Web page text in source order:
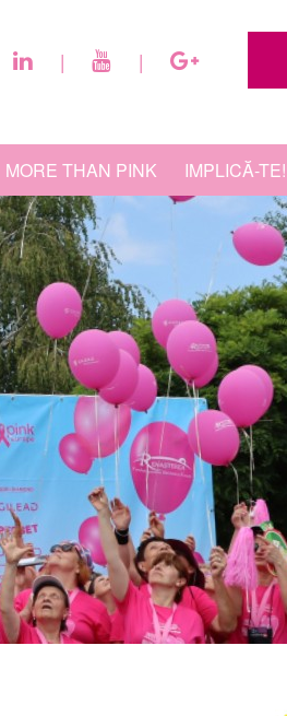
| |
MORE THAN PINK IMPLICĂ-TE!